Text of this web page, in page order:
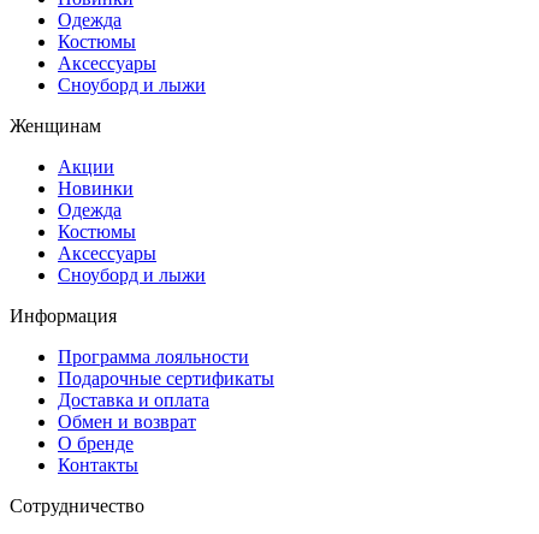
Одежда
Костюмы
Аксессуары
Сноуборд и лыжи
Женщинам
Акции
Новинки
Одежда
Костюмы
Аксессуары
Сноуборд и лыжи
Информация
Программа лояльности
Подарочные сертификаты
Доставка и оплата
Обмен и возврат
О бренде
Контакты
Сотрудничество